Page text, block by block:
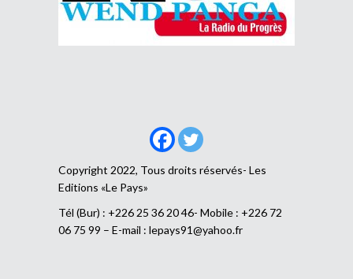
Copyright 2022, Tous droits réservés- Les
Editions «Le Pays»
Tél (Bur) : +226 25 36 20 46- Mobile : +226 72
06 75 99 – E-mail : lepays91@yahoo.fr